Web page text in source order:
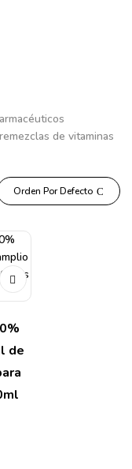
de vitaminas
Orden Por Defecto
de